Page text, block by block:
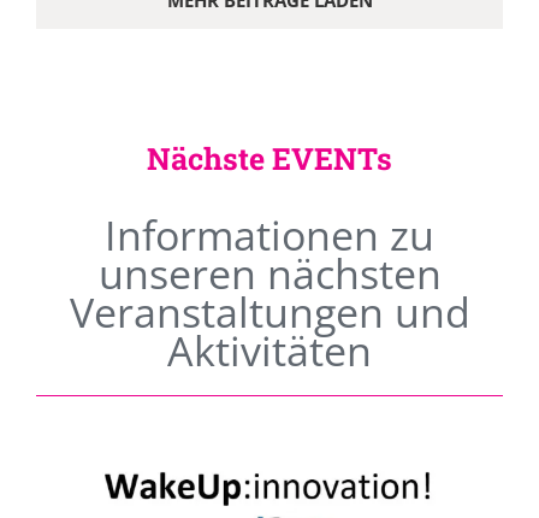
Nächste EVENTs
Informationen zu
unseren nächsten
Veranstaltungen und
Aktivitäten